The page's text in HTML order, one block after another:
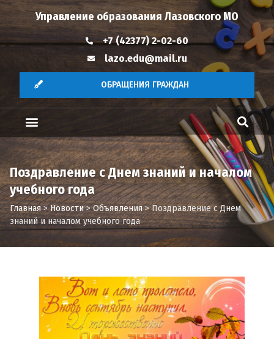
Управление образования Лазовского МО
+7 (42377) 2-02-60
lazo.edu@mail.ru
ОБРАЩЕНИЯ ГРАЖДАН
Поздравление с Днем знаний и началом
учебного года
Главная>Новости>Объявления>Поздравление с Днем
знаний и началом учебного года